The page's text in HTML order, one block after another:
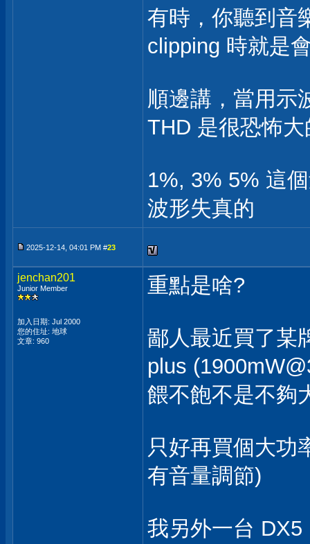
有時，你聽到音
clipping 時就是
順邊講，當用示
THD 是很恐怖
1%, 3% 5% 這
波形失真的
2025-12-14, 04:01 PM #23
jenchan201
Junior Member
加入日期: Jul 2000
您的住址: 地球
文章: 960
重點是啥?
鄙人最近買了某
plus
餵不飽不是不夠
只好再買個大功
有音量調節)
我另外一台